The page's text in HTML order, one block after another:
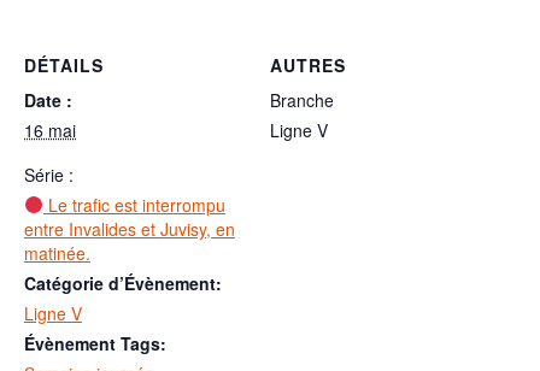
DÉTAILS
Date :
16 mai
Série :
Le trafic est interrompu
entre Invalides et Juvisy, en
matinée.
Catégorie d’Évènement:
Ligne V
Évènement Tags:
AUTRES
Branche
Ligne V